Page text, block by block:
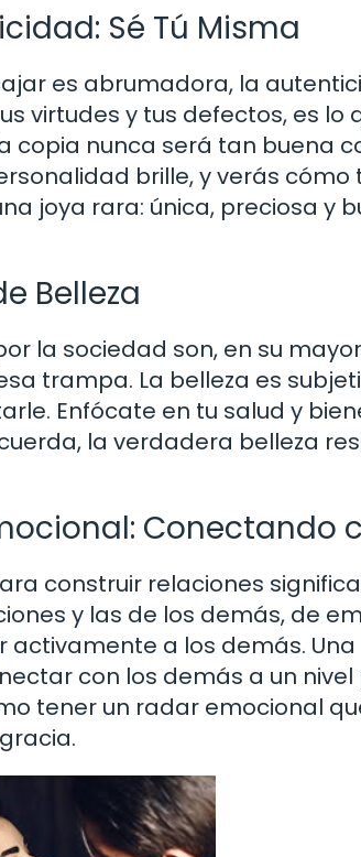
Sé Tú Misma
es abrumadora, la
virtudes y tus defectos, es lo
copia nunca será tan buena
brille, y verás
joya rara: única, preciosa y
Belleza
la sociedad son, en su
trampa. La belleza es
Enfócate en tu salud y
la verdadera belleza
Conectando
construir relaciones
y las de los demás, de
a los demás.
con los demás a un
tener un radar emocional